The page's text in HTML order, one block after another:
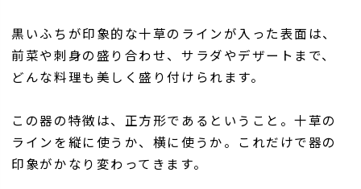
黒いふちが印象的な十草のラインが入った表面は、
前菜や刺身の盛り合わせ、サラダやデザートまで、
どんな料理も美しく盛り付けられます。
この器の特徴は、正方形であるということ。十草の
ラインを縦に使うか、横に使うか。これだけで器の
印象がかなり変わってきます。